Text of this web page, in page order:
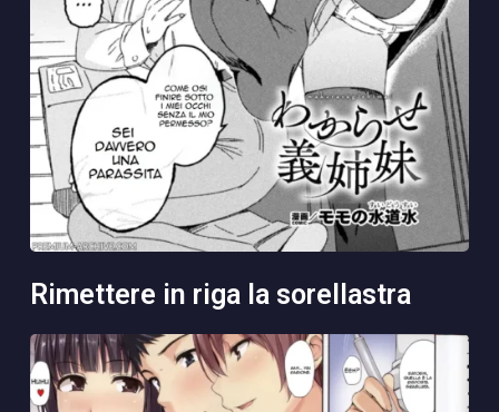
rimettere in riga la sorellastra